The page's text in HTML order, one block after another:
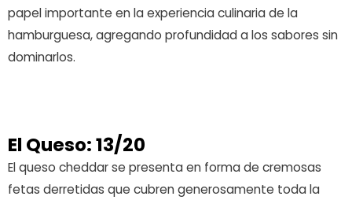
papel importante en la experiencia culinaria de la
hamburguesa, agregando profundidad a los sabores sin
dominarlos.
El Queso: 13/20
El queso cheddar se presenta en forma de cremosas
fetas derretidas que cubren generosamente toda la